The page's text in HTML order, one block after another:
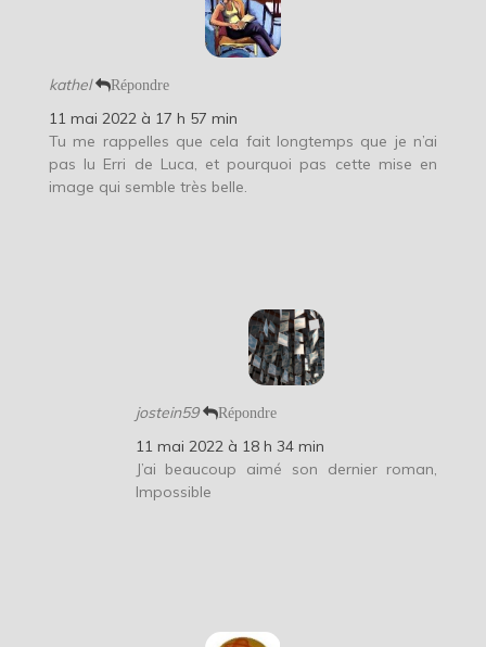
kathel Répondre
11 mai 2022 à 17 h 57 min
Tu me rappelles que cela fait longtemps que je n’ai
pas lu Erri de Luca, et pourquoi pas cette mise en
image qui semble très belle.
jostein59 Répondre
11 mai 2022 à 18 h 34 min
J’ai beaucoup aimé son dernier roman,
Impossible